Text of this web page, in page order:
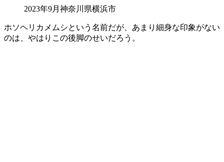
2023年9月神奈川県横浜市
ホソヘリカメムシという名前だが、あまり細身な印象がない
のは、やはりこの後脚のせいだろう。